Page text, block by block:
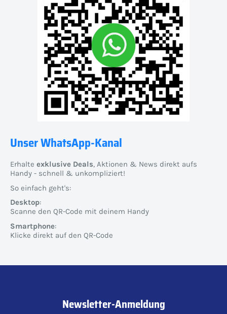
Unser WhatsApp-Kanal
Erhalte exklusive Deals, Aktionen & News direkt aufs
Handy - schnell & unkompliziert!
So einfach geht's:
Desktop:
Scanne den QR-Code mit deinem Handy
Smartphone:
Klicke direkt auf den QR-Code
Newsletter-Anmeldung